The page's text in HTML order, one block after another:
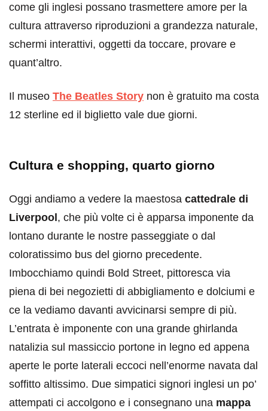
come gli inglesi possano trasmettere amore per la
cultura attraverso riproduzioni a grandezza naturale,
schermi interattivi, oggetti da toccare, provare e
quant’altro.
Il museo The Beatles Story non è gratuito ma costa
12 sterline ed il biglietto vale due giorni.
Cultura e shopping, quarto giorno
Oggi andiamo a vedere la maestosa cattedrale di
Liverpool, che più volte ci è apparsa imponente da
lontano durante le nostre passeggiate o dal
coloratissimo bus del giorno precedente.
Imbocchiamo quindi Bold Street, pittoresca via
piena di bei negozietti di abbigliamento e dolciumi e
ce la vediamo davanti avvicinarsi sempre di più.
L’entrata è imponente con una grande ghirlanda
natalizia sul massiccio portone in legno ed appena
aperte le porte laterali eccoci nell’enorme navata dal
soffitto altissimo. Due simpatici signori inglesi un po’
attempati ci accolgono e i consegnano una mappa